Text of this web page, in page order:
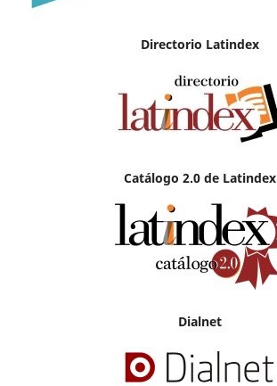
Directorio Latindex
Catálogo 2.0 de Latindex
Dialnet